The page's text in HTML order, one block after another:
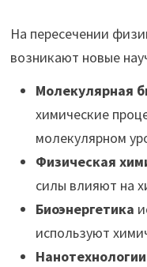
На пересечении
возникают новые
Молекулярная
химические
молекулярном
Физическая
силы влияют на
Биоэнергетика
используют
Нанотехнологии